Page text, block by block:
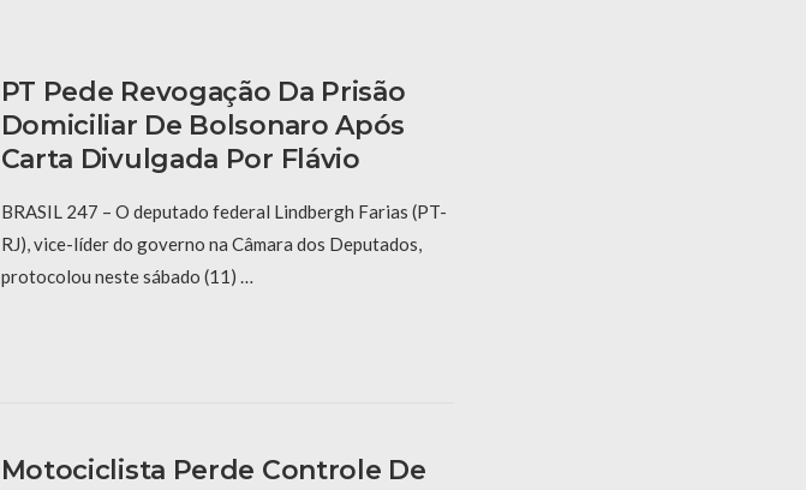
PT Pede Revogação Da Prisão
Domiciliar De Bolsonaro Após
Carta Divulgada Por Flávio
BRASIL 247 – O deputado federal Lindbergh Farias (PT-
RJ), vice-líder do governo na Câmara dos Deputados,
protocolou neste sábado (11) …
Motociclista Perde Controle De